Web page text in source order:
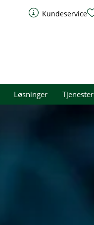
Kundeservice
Løsninger Tjenester